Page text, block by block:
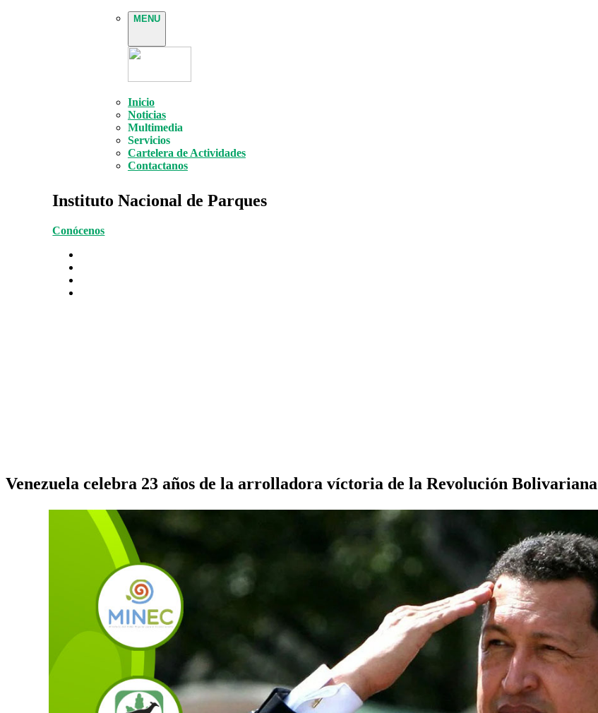
MENU
Inicio
Noticias
Multimedia
Servicios
Cartelera de Actividades
Contactanos
Instituto Nacional de Parques
Conócenos
Venezuela celebra 23 años de la arrolladora víctoria de la Revolución Bolivariana